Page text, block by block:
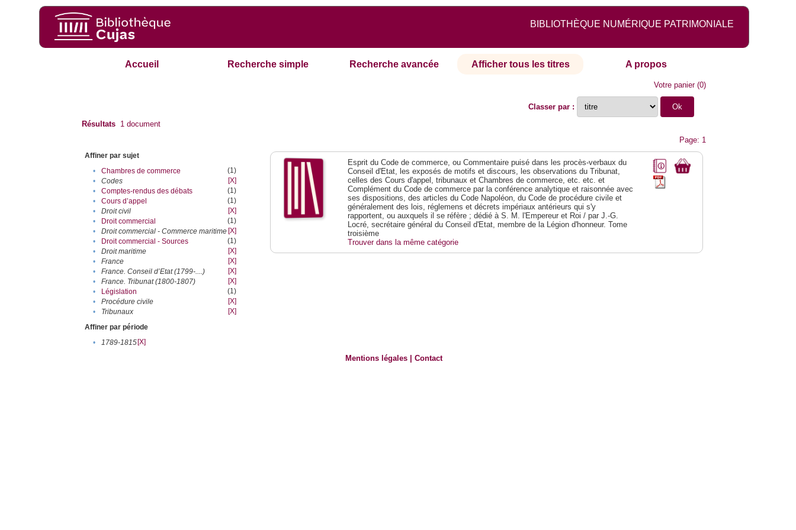
BIBLIOTHÈQUE NUMÉRIQUE PATRIMONIALE
Accueil Recherche simple Recherche avancée Afficher tous les titres A propos
Votre panier(0)
Classer par :
Résultats 1 document
Page: 1
Affiner par sujet
•
Chambres de commerce
(1)
•
Codes
[X]
•
Comptes-rendus des débats
(1)
•
Cours d’appel
(1)
•
Droit civil
[X]
•
Droit commercial
(1)
•
Droit commercial - Commerce maritime [X]
•
Droit commercial - Sources
(1)
•
Droit maritime
[X]
•
France
[X]
•
France. Conseil d’Etat (1799-....)
[X]
•
France. Tribunat (1800-1807)
[X]
•
Législation
(1)
•
Procédure civile
[X]
•
Tribunaux
[X]
Affiner par période
•
1789-1815[X]
Esprit du Code de commerce, ou Commentaire puisé dans les procès-verbaux du
Conseil d'Etat, les exposés de motifs et discours, les observations du Tribunat,
celles des Cours d'appel, tribunaux et Chambres de commerce, etc. etc. et
Complément du Code de commerce par la conférence analytique et raisonnée avec
ses dispositions, des articles du Code Napoléon, du Code de procédure civile et
généralement des lois, réglemens et décrets impériaux antérieurs qui s'y
rapportent, ou auxquels il se réfère ; dédié à S. M. l'Empereur et Roi / par J.-G.
Locré, secrétaire général du Conseil d'Etat, membre de la Légion d'honneur. Tome
troisième
Trouver dans la même catégorie
Mentions légales |Contact